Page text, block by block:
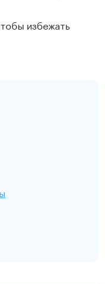
избежать